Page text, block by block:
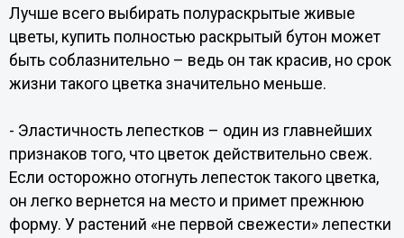
Лучше всего выбирать полураскрытые живые
цветы, купить полностью раскрытый бутон может
быть соблазнительно – ведь он так красив, но срок
жизни такого цветка значительно меньше.
- Эластичность лепестков – один из главнейших
признаков того, что цветок действительно свеж.
Если осторожно отогнуть лепесток такого цветка,
он легко вернется на место и примет прежнюю
форму. У растений «не первой свежести» лепестки